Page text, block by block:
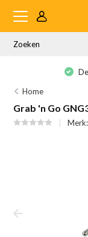
Home
Grab 'n Go